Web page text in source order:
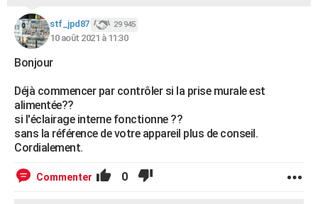
Dictionnaire
Biographies
Citations
Expressions
Proverbes
PROGRAMME TV
COPAINS D'AVANT
S'inscrire
Se connecter
Lycées
Collèges
Primaires
Universités
Entreprises
Service militaire
Avis de recherche
AVIS DE DÉCÈS
FORUM
Bricolage
Lifestyle
Culture
Sport
Auto
Television
Voyage
Cinema
stf_jpd87 29 945
10 août 2021 à 11:30
Bonjour
Déjà commencer par contrôler si la prise murale est
alimentée??
si l'éclairage interne fonctionne ??
sans la référence de votre appareil plus de conseil.
Cordialement.
Commenter 0